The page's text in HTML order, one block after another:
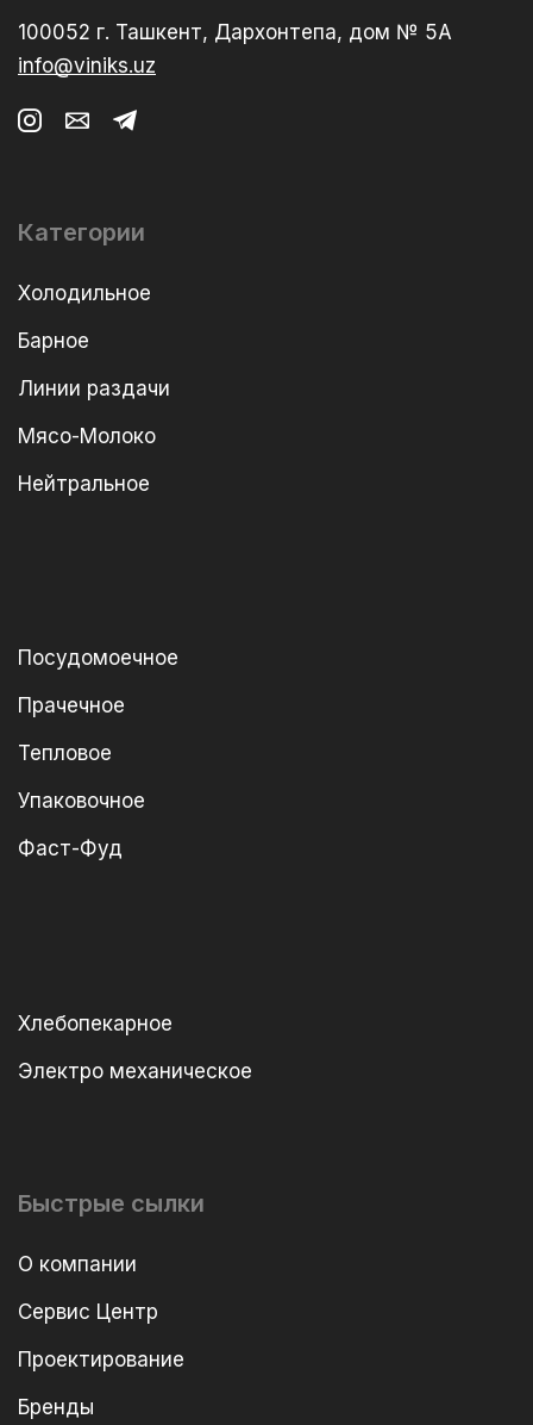
100052 г. Ташкент, Дархонтепа, дом № 5А
info@viniks.uz
Категории
Холодильное
Барное
Линии раздачи
Мясо-Молоко
Нейтральное
Посудомоечное
Прачечное
Тепловое
Упаковочное
Фаст-Фуд
Хлебопекарное
Электро механическое
Быстрые сылки
О компании
Сервис Центр
Проектирование
Бренды